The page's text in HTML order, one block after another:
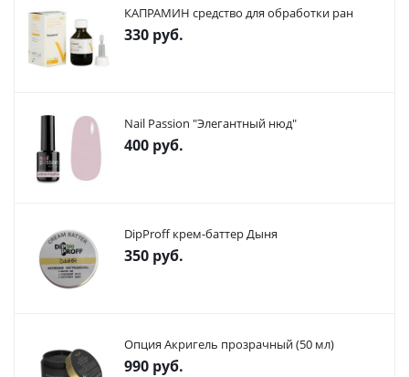
КАПРАМИН средство для обработки ран
330 руб.
Nail Passion "Элегантный нюд"
400 руб.
DipProff крем-баттер Дыня
350 руб.
Опция Акригель прозрачный (50 мл)
990 руб.